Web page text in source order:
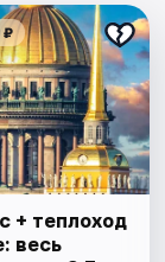
₽
+ теплоход
весь